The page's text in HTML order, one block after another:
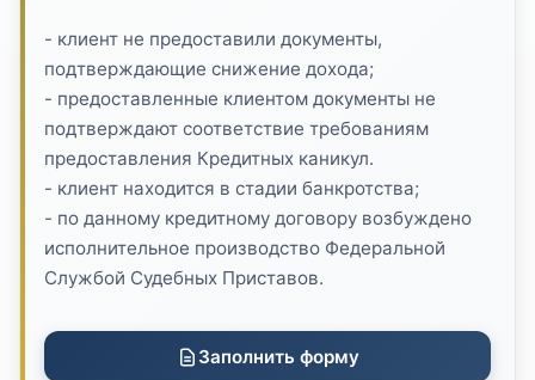
- клиент не предоставили документы,
подтверждающие снижение дохода;
- предоставленные клиентом документы не
подтверждают соответствие требованиям
предоставления Кредитных каникул.
- клиент находится в стадии банкротства;
- по данному кредитному договору возбуждено
исполнительное производство Федеральной
Службой Судебных Приставов.
Заполнить форму